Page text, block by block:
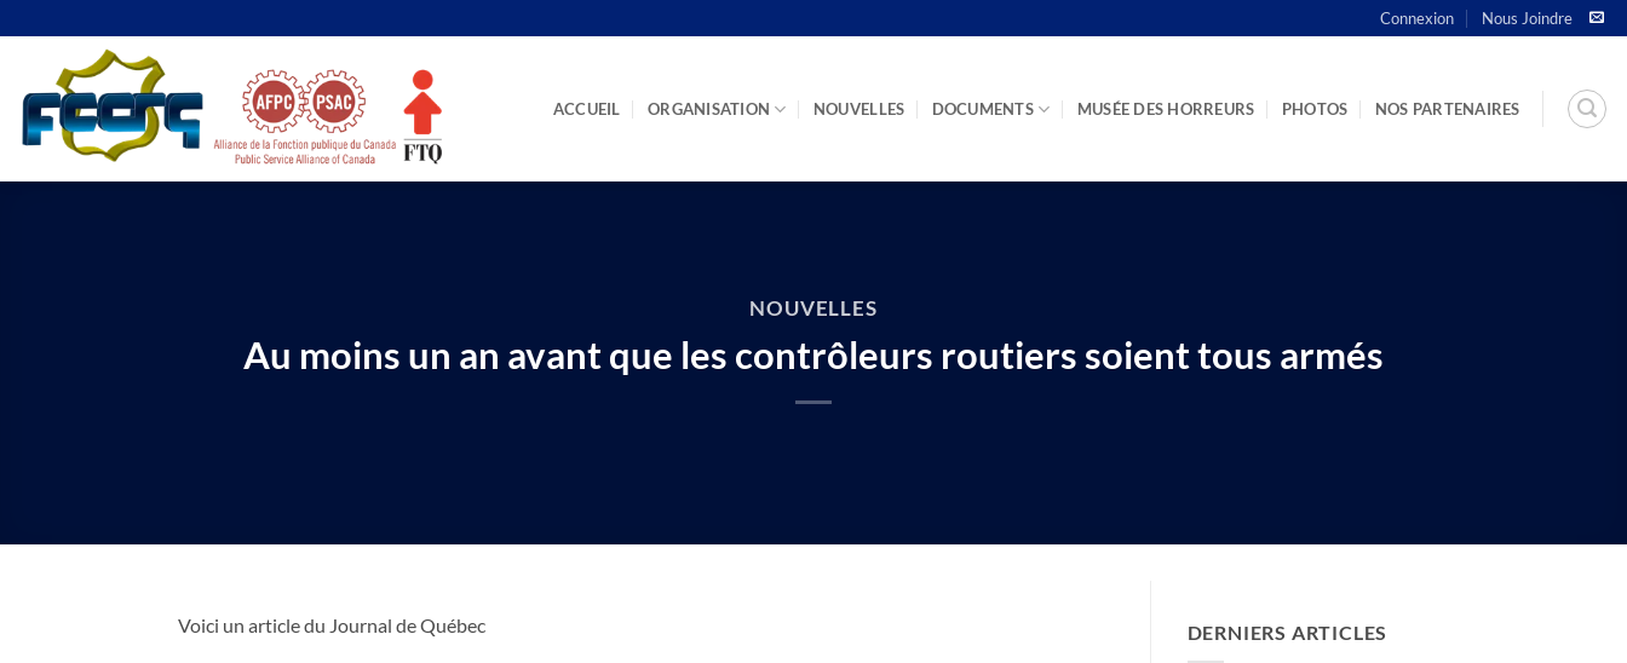
au
contenu
Connexion Nous Joindre
ACCUEIL ORGANISATION NOUVELLES DOCUMENTS MUSÉE DES HORREURS PHOTOS NOS PARTENAIRES
NOUVELLES
Au moins un an avant que les contrôleurs routiers soient tous armés
Voici un article du Journal de Québec DERNIERS ARTICLES